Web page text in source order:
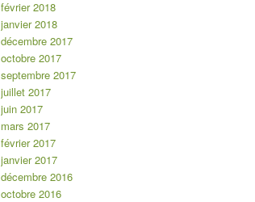
février 2018
janvier 2018
décembre 2017
octobre 2017
septembre 2017
juillet 2017
juin 2017
mars 2017
février 2017
janvier 2017
décembre 2016
octobre 2016